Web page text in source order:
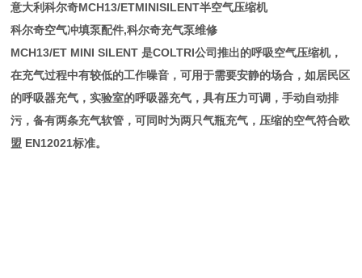
意大利科尔奇MCH13/ETMINISILENT半空气压缩机
科尔奇空气冲填泵配件,科尔奇充气泵维修
MCH13/ET MINI SILENT 是COLTRI公司推出的呼吸空气压缩机，
在充气过程中有较低的工作噪音，可用于需要安静的场合，如居民区
的呼吸器充气，实验室的呼吸器充气，具有压力可调，手动自动排
污，备有两条充气软管，可同时为两只气瓶充气，压缩的空气符合欧
盟 EN12021标准。